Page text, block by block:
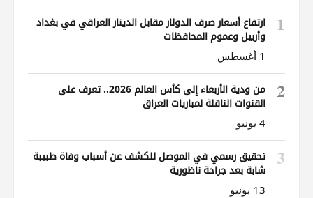
1
ارتفاع أسعار صرف الدولار مقابل الدينار العراقي في بغداد
وأربيل وعموم المحافظات
1 أغسطس
2
من ودية الأربعاء إلى كأس العالم 2026.. تعرف على
القنوات الناقلة لمباريات العراق
4 يونيو
3
تحقيق رسمي في الموصل للكشف عن أسباب وفاة طبيبة
شابة بعد جراحة ناظورية
13 يونيو